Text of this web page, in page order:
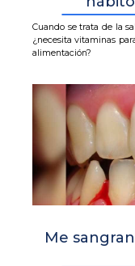
Cuando se trata de la
¿necesita vitaminas
alimentación?
Me